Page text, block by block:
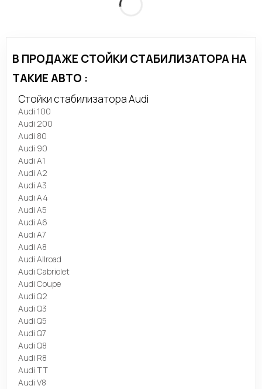
В ПРОДАЖЕ СТОЙКИ СТАБИЛИЗАТОРА НА
ТАКИЕ АВТО :
Стойки стабилизатора Audi
Audi 100
Audi 200
Audi 80
Audi 90
Audi A1
Audi A2
Audi A3
Audi A4
Audi A5
Audi A6
Audi A7
Audi A8
Audi Allroad
Audi Cabriolet
Audi Coupe
Audi Q2
Audi Q3
Audi Q5
Audi Q7
Audi Q8
Audi R8
Audi TT
Audi V8